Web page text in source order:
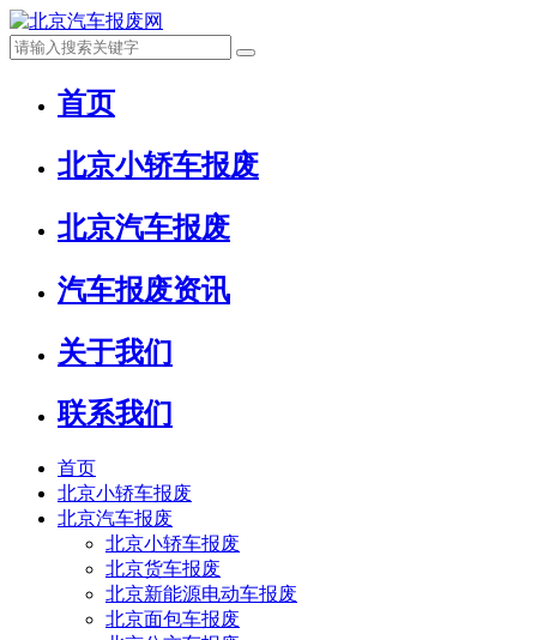
首页
北京小轿车报废
北京汽车报废
汽车报废资讯
关于我们
联系我们
首页
北京小轿车报废
北京汽车报废
北京小轿车报废
北京货车报废
北京新能源电动车报废
北京面包车报废